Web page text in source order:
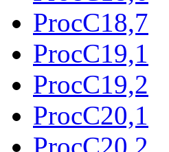
ProcC18,7
ProcC19,1
ProcC19,2
ProcC20,1
ProcC20,2